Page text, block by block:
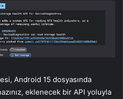
Android 15 dosyasında
eklenecek bir API yoluyla